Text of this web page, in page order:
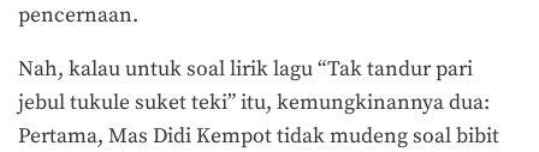
pencernaan.
Nah, kalau untuk soal lirik lagu “Tak tandur pari
jebul tukule suket teki” itu, kemungkinannya dua:
Pertama, Mas Didi Kempot tidak mudeng soal bibit